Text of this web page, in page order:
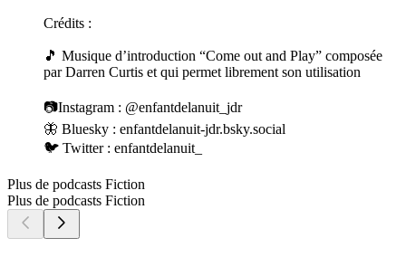
Crédits :
🎵 Musique d’introduction “Come out and Play” composée
par Darren Curtis et qui permet librement son utilisation
📷Instagram : @enfantdelanuit_jdr
🦋 Bluesky : enfantdelanuit-jdr.bsky.social
🐦 Twitter : enfantdelanuit_
Plus de podcasts Fiction
Plus de podcasts Fiction